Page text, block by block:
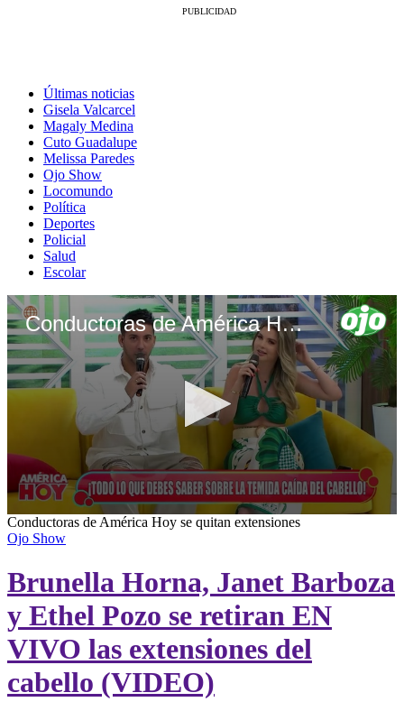
Últimas noticias
Gisela Valcarcel
Magaly Medina
Cuto Guadalupe
Melissa Paredes
Ojo Show
Locomundo
Política
Deportes
Policial
Salud
Escolar
Conductoras de América Hoy se quitan extensiones
0
seconds
of
minutes,
43
seconds
Conductoras de América Hoy se quitan extensiones
Ojo Show
Brunella Horna, Janet Barboza
y Ethel Pozo se retiran EN
VIVO las extensiones del
cabello (VIDEO)